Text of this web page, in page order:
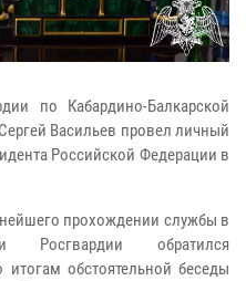
по Кабардино-Балкарской
Васильев провел личный
Российской Федерации в
прохождении службы в
Росгвардии обратился
обстоятельной беседы